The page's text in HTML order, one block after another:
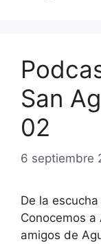
San
02
6 septiembre
De la
Conocemos a
amigos de